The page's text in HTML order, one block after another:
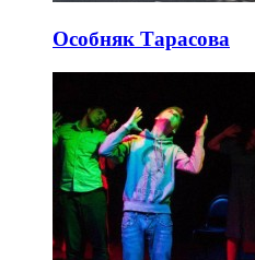
Особняк Тарасова